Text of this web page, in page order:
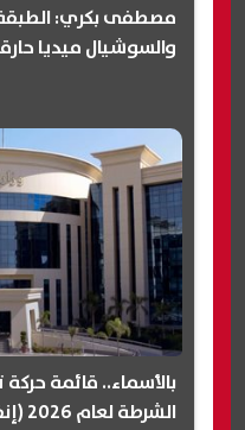
مصطفى بكري:
والسوشيال ميديا
بالأسماء.. قائمة
الشرطة لعام 2026 (إنفوجراف)